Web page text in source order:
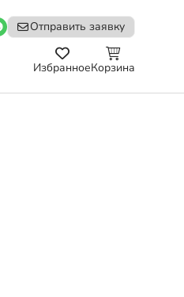
Отправить заявку
ИзбранноеКорзина